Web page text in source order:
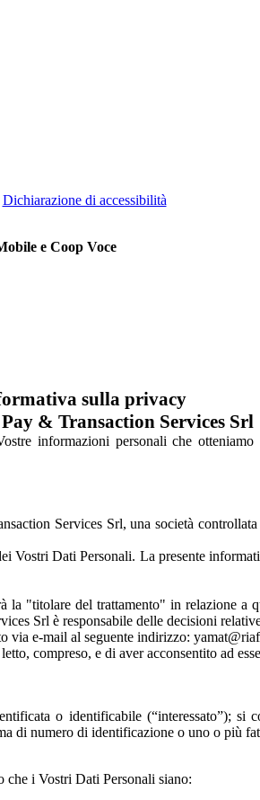
Dichiarazione di accessibilità
e Coop Voce
sulla privacy
& Transaction Services Srl
informazioni personali che
Services Srl, una società
Vostri Dati Personali. La presente
"titolare del trattamento" in relazione a
Srl è responsabile delle decisioni
via e-mail al seguente indirizzo:
compreso, e di aver acconsentito ad
o identificabile (“interessato”); si
di numero di identificazione o uno o più
che i Vostri Dati Personali siano: